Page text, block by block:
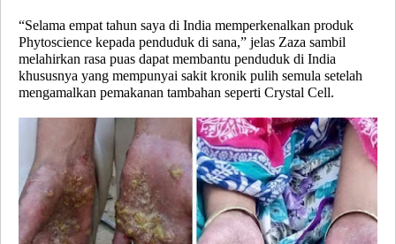
“Selama empat tahun saya di India memperkenalkan produk
Phytoscience kepada penduduk di sana,” jelas Zaza sambil
melahirkan rasa puas dapat membantu penduduk di India
khususnya yang mempunyai sakit kronik pulih semula setelah
mengamalkan pemakanan tambahan seperti Crystal Cell.